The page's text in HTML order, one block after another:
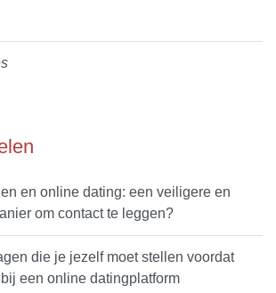
en online dating: een veiligere en
om contact te leggen?
die je jezelf moet stellen voordat
een online datingplatform